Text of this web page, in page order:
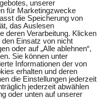
unserer
für Marketingzwecke
die Speicherung von
das Auslesen
deren Verarbeitung. Klicken
den Einsatz von nicht
oder auf „Alle ablehnen“,
Sie können unter
Informationen der von
erhalten und deren
die Einstellungen jederzeit
jederzeit abwählen
oder unten auf unserer